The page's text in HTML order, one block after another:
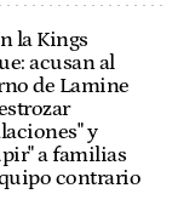
la Kings
acusan al
de Lamine
y
a familias
contrario